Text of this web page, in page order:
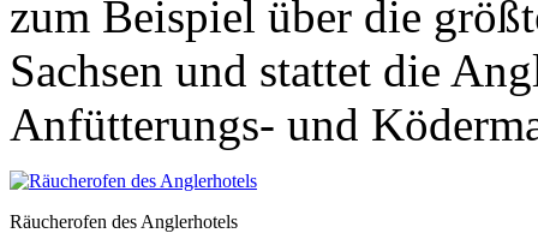
zum Beispiel über die
Sachsen und stattet die
Anfütterungs- und
Räucherofen des Anglerhotels